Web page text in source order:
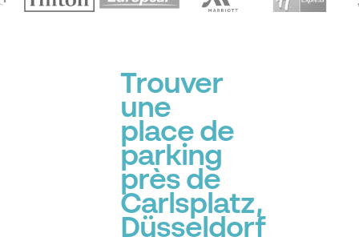
Trouver
une
place de
parking
près de
Carlsplatz,
Düsseldorf